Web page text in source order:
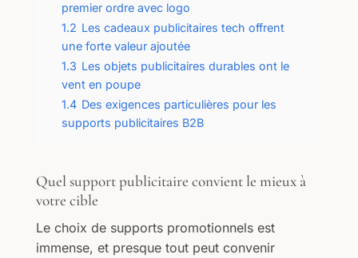
premier ordre avec logo
1.2 Les cadeaux publicitaires tech offrent
une forte valeur ajoutée
1.3 Les objets publicitaires durables ont le
vent en poupe
1.4 Des exigences particulières pour les
supports publicitaires B2B
Quel support publicitaire convient le mieux à
votre cible
Le choix de supports promotionnels est
immense, et presque tout peut convenir